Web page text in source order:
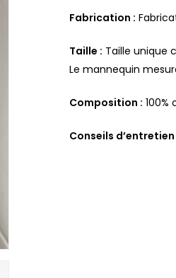
Fabrication :
Taille : Taille unique
Le mannequin
Composition : 100%
Conseils d’entretien